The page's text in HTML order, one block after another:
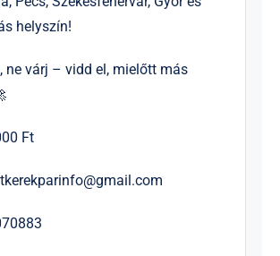
helyszín!
ne várj – vidd el, mielőtt más
Ft